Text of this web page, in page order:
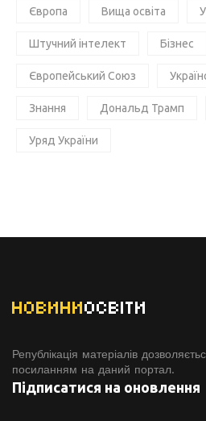
Європа Вища освіта
Штучний інтелект Бізнес
Європейський Союз
Знання Дональд Трамп
Уряд України
НОВИНИОСВІТИ
Републікація матеріалів
посиланням на даний портал.
Підписатися на оновлення